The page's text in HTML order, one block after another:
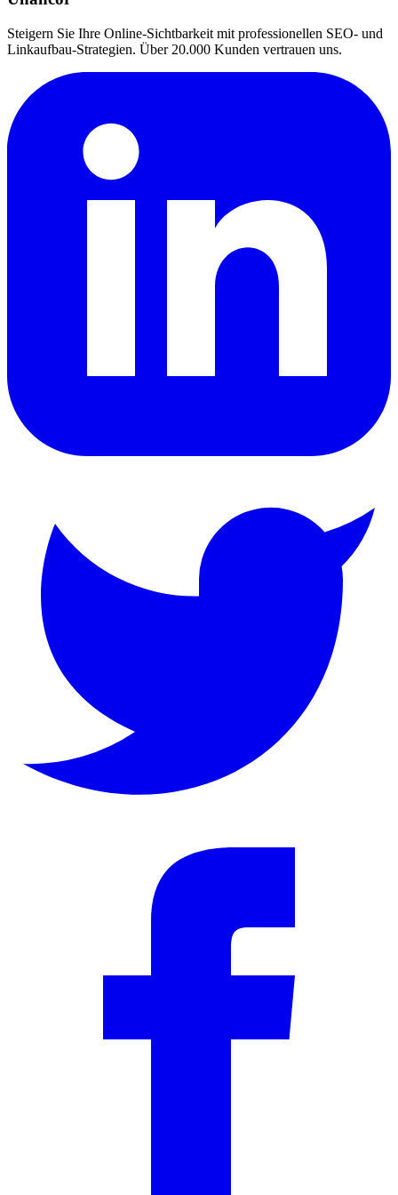
Steigern Sie Ihre Online-Sichtbarkeit mit professionellen SEO- und
Linkaufbau-Strategien. Über 20.000 Kunden vertrauen uns.